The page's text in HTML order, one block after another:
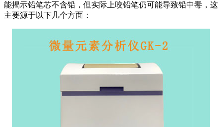
能揭示铅笔芯不含铅，但实际上咬铅笔仍可能导致铅中毒，这
主要源于以下几个方面：